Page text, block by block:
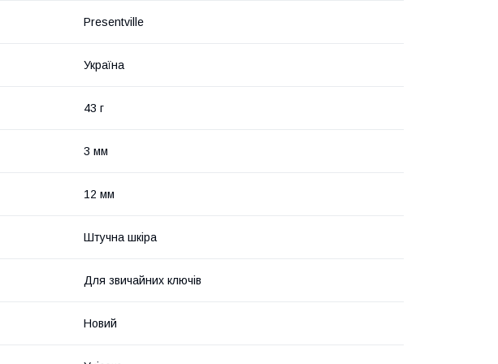
Presentville
Україна
43 г
3 мм
12 мм
Штучна шкіра
Для звичайних ключів
Новий